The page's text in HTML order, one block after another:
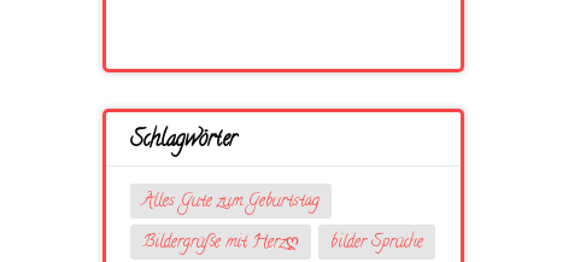
Schlagwörter
Alles Gute zum Geburtstag
Bildergrüße mit Herzღ
bilder Sprüche